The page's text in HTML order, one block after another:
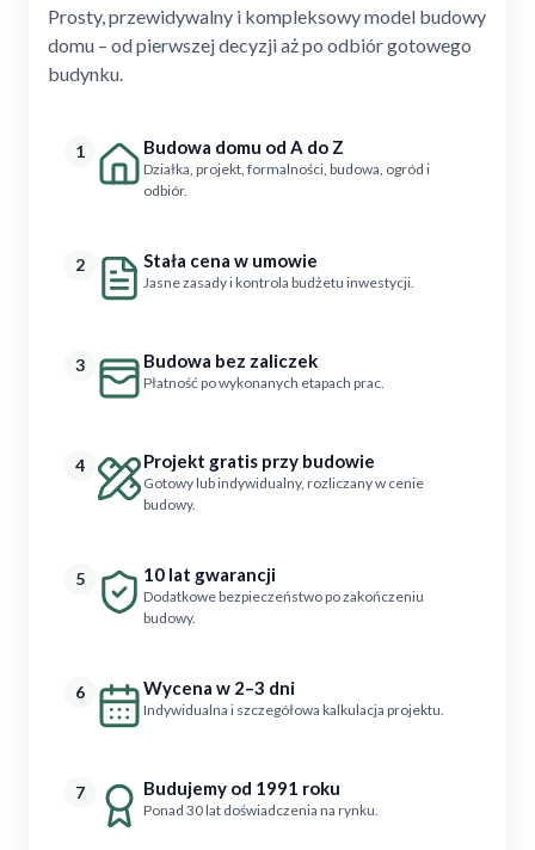
Prosty, przewidywalny i kompleksowy model budowy
domu – od pierwszej decyzji aż po odbiór gotowego
budynku.
1 Budowa domu od A do Z
Działka, projekt, formalności, budowa, ogród i
odbiór.
2 Stała cena w umowie
Jasne zasady i kontrola budżetu inwestycji.
3 Budowa bez zaliczek
Płatność po wykonanych etapach prac.
4 Projekt gratis przy budowie
Gotowy lub indywidualny, rozliczany w cenie
budowy.
5 10 lat gwarancji
Dodatkowe bezpieczeństwo po zakończeniu
budowy.
6 Wycena w 2–3 dni
Indywidualna i szczegółowa kalkulacja projektu.
7 Budujemy od 1991 roku
Ponad 30 lat doświadczenia na rynku.